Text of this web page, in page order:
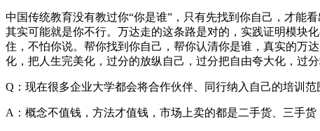
中国传统教育没有教过你“你是谁” ，只有先找到你自己，才能
其实可能就是你不行。万达走的这条路是对的，实践证明模块
住，不怕你说。帮你找到你自己，帮你认清你是谁，真实的万
化，把人生完美化，过分的放纵自己，过分把自由夸大化，过
Q：现在很多企业大学都会将合作伙伴、同行纳入自己的培训
A：概念不值钱，方法才值钱，市场上卖的都是二手货、三手